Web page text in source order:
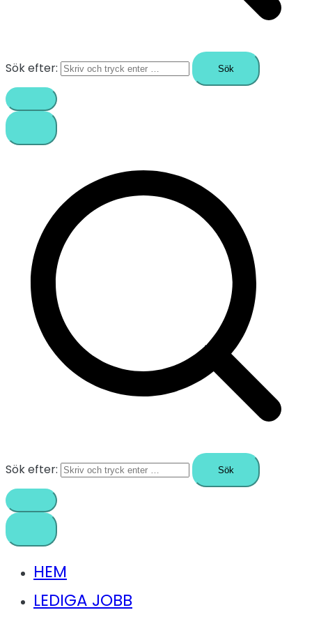
Sök efter:
Sök efter:
HEM
LEDIGA JOBB